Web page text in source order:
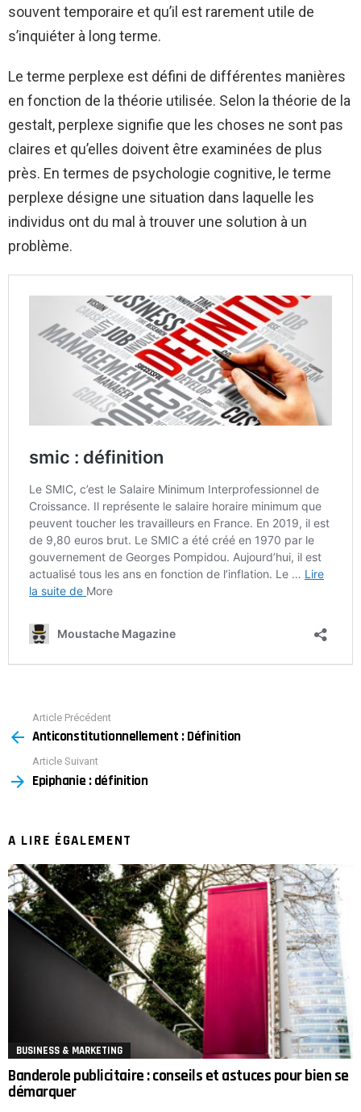
souvent temporaire et qu’il est rarement utile de
s’inquiéter à long terme.
Le terme perplexe est défini de différentes manières
en fonction de la théorie utilisée. Selon la théorie de la
gestalt, perplexe signifie que les choses ne sont pas
claires et qu’elles doivent être examinées de plus
près. En termes de psychologie cognitive, le terme
perplexe désigne une situation dans laquelle les
individus ont du mal à trouver une solution à un
problème.
more
Article Précédent
Anticonstitutionnellement : Définition
Article Suivant
Epiphanie : définition
A LIRE ÉGALEMENT
BUSINESS & MARKETING
Banderole publicitaire : conseils et astuces pour bien se
démarquer